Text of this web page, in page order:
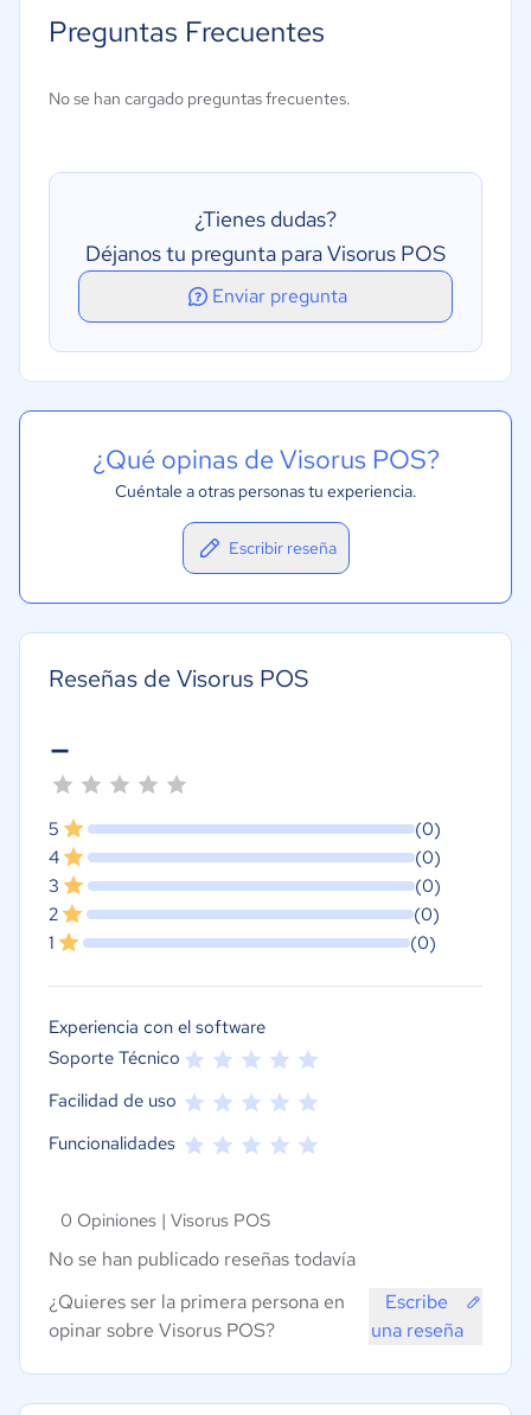
División de cuentas
Gestión de ingresos
Integración de comercio electrónico
Pedidos en línea
Gestión de descuentos
Lectura de códigos de barras
Punto de venta (POS) al por menor
Varias ubicaciones
Preguntas Frecuentes
No se han cargado preguntas frecuentes.
¿Tienes dudas?
Déjanos tu pregunta para Visorus POS
Enviar pregunta
¿Qué opinas de Visorus POS?
Cuéntale a otras personas tu experiencia.
Escribir reseña
Reseñas de Visorus POS
-
5
(0)
4
(0)
3
(0)
2
(0)
1
(0)
Experiencia con el software
Soporte Técnico
Facilidad de uso
Funcionalidades
0 Opiniones | Visorus POS
No se han publicado reseñas todavía
¿Quieres ser la primera persona en
opinar sobre Visorus POS?
Escribe
una reseña